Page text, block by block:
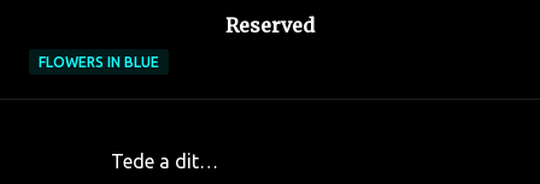
Reserved
FLOWERS IN BLUE
Tede a dit…